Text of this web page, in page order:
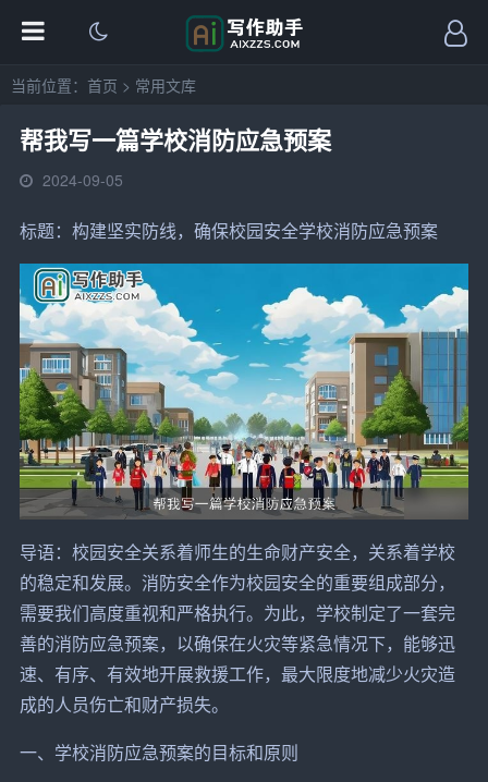
当前位置： 首页 > 常用文库
帮我写一篇学校消防应急预案
2024-09-05
标题：构建坚实防线，确保校园安全学校消防应急预案
导语：校园安全关系着师生的生命财产安全，关系着学校
的稳定和发展。 消防安全作为校园安全的重要组成部分，
需要我们高度重视和严格执行。为此，学校制定了一套完
善的消防应急预案，以确保在火灾等紧急情况下，能够迅
速、有序、有效地开展救援工作，最大限度地减少火灾造
成的人员伤亡和财产损失。
一、学校消防应急预案的目标和原则